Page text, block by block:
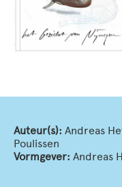
Auteur(s): Andreas
Poulissen
Vormgever: Andreas